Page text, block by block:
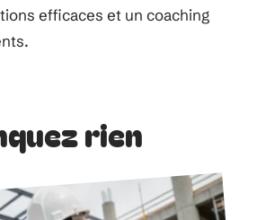
efficaces et un coaching
rien